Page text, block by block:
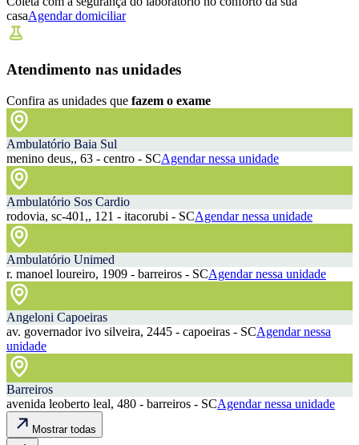
casaAgendar domiciliar
Atendimento nas unidades
Confira as unidades que fazem o exame
Ambulatório Baia Sul
menino deus,, 63 - centro - SCAgendar nessa unidade
Ambulatório Sos Cardio
rodovia, sc-401,, 121 - itacorubi - SCAgendar nessa unidade
Ambulatório Unimed
r. manoel loureiro, 1909 - barreiros - SCAgendar nessa unidade
Angeloni Capoeiras
av. governador ivo silveira, 2445 - capoeiras - SCAgendar nessa
unidade
Barreiros
avenida leoberto leal, 480 - barreiros - SCAgendar nessa unidade
Mostrar todas